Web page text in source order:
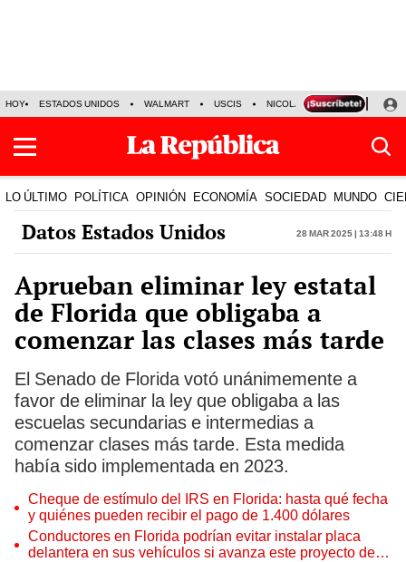
HOY ESTADOS UNIDOS WALMART USCIS NICOLÁS MADURO P-8
LO ÚLTIMO POLÍTICA OPINIÓN ECONOMÍA SOCIEDAD MUNDO
Datos Estados Unidos 28 Mar 2025 | 13:48 h
Aprueban eliminar ley estatal
de Florida que obligaba a
comenzar las clases más tarde
El Senado de Florida votó unánimemente a
favor de eliminar la ley que obligaba a las
escuelas secundarias e intermedias a
comenzar clases más tarde. Esta medida
había sido implementada en 2023.
Cheque de estímulo del IRS en Florida: hasta qué fecha
y quiénes pueden recibir el pago de 1.400 dólares
Conductores en Florida podrían evitar instalar placa
delantera en sus vehículos si avanza este proyecto de